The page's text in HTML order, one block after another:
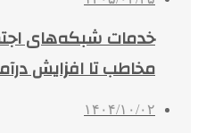
مخاطب تا افزایش
۱۴۰۴/۱۰/۰۲